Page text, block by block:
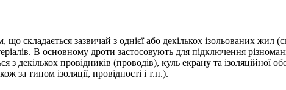
складається зазвичай з однієї або декількох ізольованих жил
В основному дроти застосовують для підключення
декількох провідників (проводів), куль екрану та ізоляційної
за типом ізоляції, провідності і т.п.).